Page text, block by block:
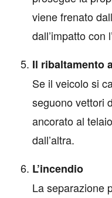
viene frenato
dall’impatto con
Il ribaltamento
Se il veicolo si
seguono vettori
ancorato al
dall’altra.
L’incendio
La separazione